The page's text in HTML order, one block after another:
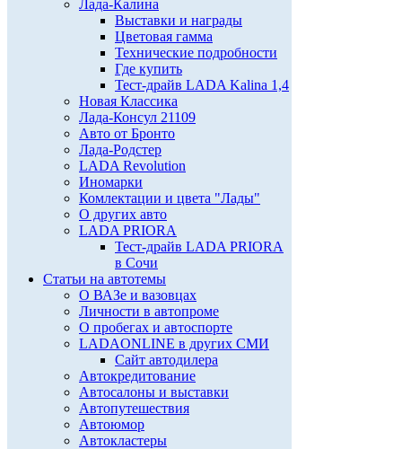
Лада-Калина
Выставки и награды
Цветовая гамма
Технические подробности
Где купить
Тест-драйв LADA Kalina 1,4
Новая Классика
Лада-Консул 21109
Авто от Бронто
Лада-Родстер
LADA Revolution
Иномарки
Комлектации и цвета "Лады"
О других авто
LADA PRIORA
Тест-драйв LADA PRIORA
в Сочи
Статьи на автотемы
О ВАЗе и вазовцах
Личности в автопроме
О пробегах и автоспорте
LADAONLINE в других СМИ
Сайт автодилера
Автокредитование
Автосалоны и выставки
Автопутешествия
Автоюмор
Автокластеры